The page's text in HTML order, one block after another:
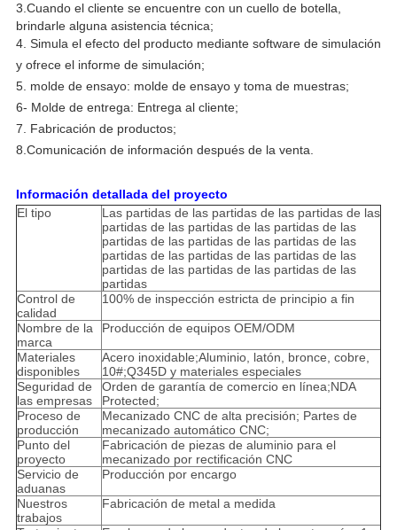
3. Cuando el cliente se encuentre con un cuello de botella,
brindarle alguna asistencia técnica;
4. Simula el efecto del producto mediante software de simulación
y ofrece el informe de simulación;
5. molde de ensayo: molde de ensayo y toma de muestras;
6- Molde de entrega: Entrega al cliente;
7. Fabricación de productos;
8. Comunicación de información después de la venta.
Información detallada del proyecto
El tipo
Las partidas de las partidas de las partidas de las
partidas de las partidas de las partidas de las
partidas de las partidas de las partidas de las
partidas de las partidas de las partidas de las
partidas de las partidas de las partidas de las
partidas
Control de
calidad
100% de inspección estricta de principio a fin
Nombre de la
marca
Producción de equipos OEM/ODM
Materiales
disponibles
Acero inoxidable;Aluminio, latón, bronce, cobre,
10#;Q345D y materiales especiales
Seguridad de
las empresas
Orden de garantía de comercio en línea;NDA
Protected;
Proceso de
producción
Mecanizado CNC de alta precisión; Partes de
mecanizado automático CNC;
Punto del
proyecto
Fabricación de piezas de aluminio para el
mecanizado por rectificación CNC
Servicio de
aduanas
Producción por encargo
Nuestros
trabajos
Fabricación de metal a medida